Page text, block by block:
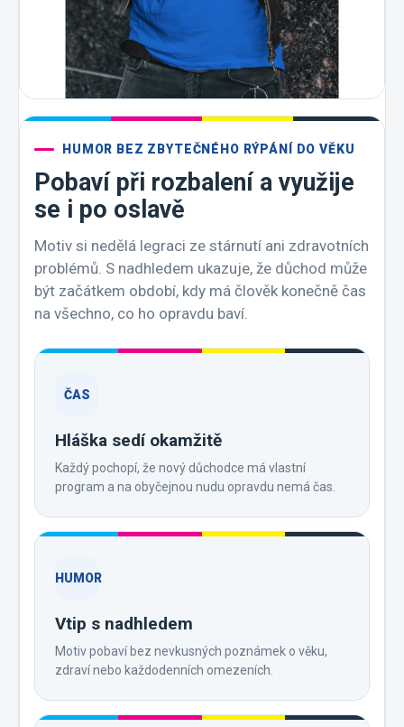
HUMOR BEZ ZBYTEČNÉHO RÝPÁNÍ DO VĚKU
Pobaví při rozbalení a využije
se i po oslavě
Motiv si nedělá legraci ze stárnutí ani zdravotních
problémů. S nadhledem ukazuje, že důchod může
být začátkem období, kdy má člověk konečně čas
na všechno, co ho opravdu baví.
ČAS
Hláška sedí okamžitě
Každý pochopí, že nový důchodce má vlastní
program a na obyčejnou nudu opravdu nemá čas.
HUMOR
Vtip s nadhledem
Motiv pobaví bez nevkusných poznámek o věku,
zdraví nebo každodenních omezeních.